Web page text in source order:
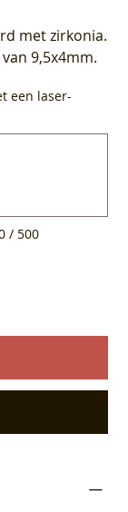
met zirkonia.
9,5x4mm.
een laser-
/ 500